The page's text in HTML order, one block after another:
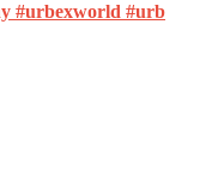
#urbexworld #urb